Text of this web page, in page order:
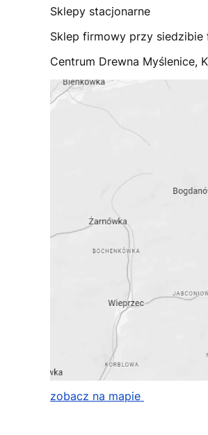
Sklepy stacjonarne
Sklep firmowy przy
Centrum Drewna Myślenice,
zobacz na mapie